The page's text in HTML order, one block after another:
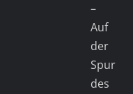
–
Auf
der
Spur
des